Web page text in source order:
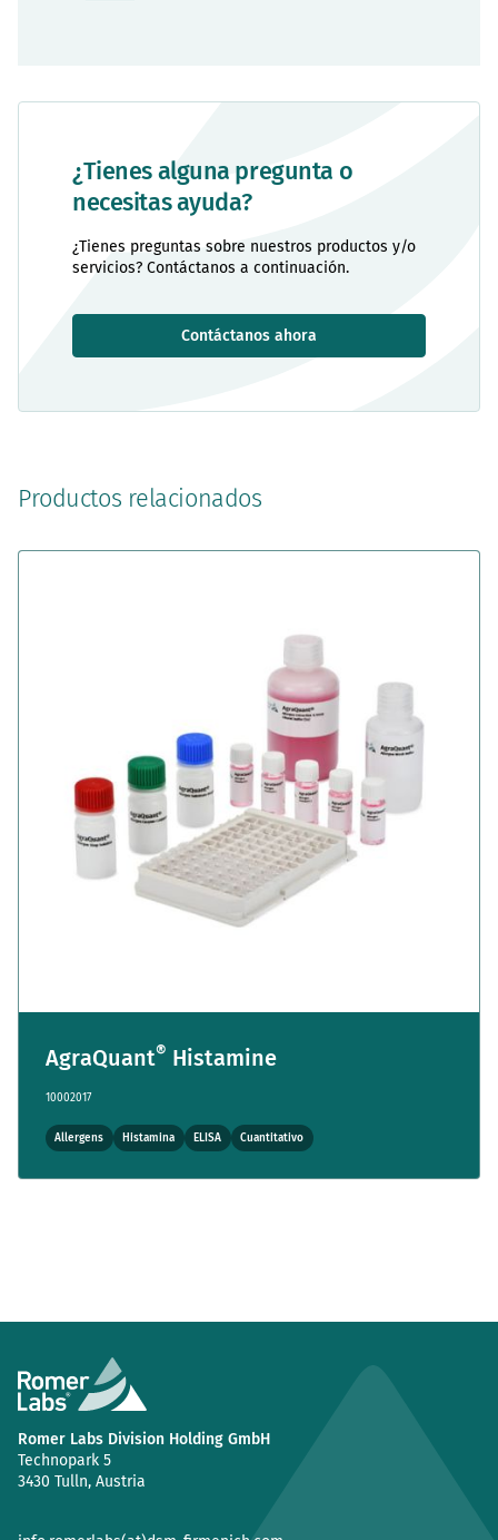
¿Tienes alguna pregunta o
necesitas ayuda?
¿Tienes preguntas sobre nuestros productos y/o
servicios? Contáctanos a continuación.
Contáctanos ahora
Productos relacionados
AgraQuant® Histamine
10002017
Allergens Histamina ELISA Cuantitativo
Romer Labs Division Holding GmbH
Technopark 5
3430 Tulln, Austria